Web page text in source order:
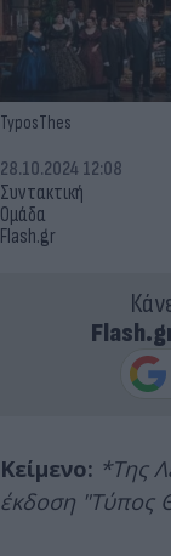
TyposThes
Συντακτική
Ομάδα
Flash.gr
28.10.2024 12:08
Κείμενο: *Της
έκδοση "Τύπος